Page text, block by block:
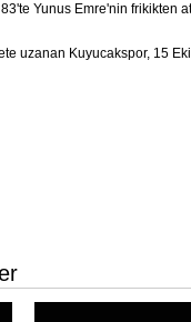
Yunus Emre'nin frikikten
uzanan Kuyucakspor, 15